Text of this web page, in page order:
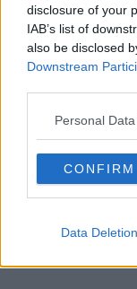
disclosure of your
IAB’s list of
also be disclosed
Downstream
Personal
CONFIRM
Data Deletion
Enrico Guerrini e